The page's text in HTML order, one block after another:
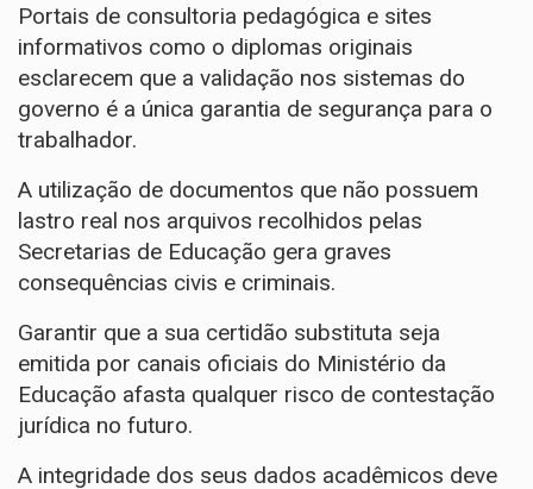
Portais de consultoria pedagógica e sites
informativos como o diplomas originais
esclarecem que a validação nos sistemas do
governo é a única garantia de segurança para o
trabalhador.
A utilização de documentos que não possuem
lastro real nos arquivos recolhidos pelas
Secretarias de Educação gera graves
consequências civis e criminais.
Garantir que a sua certidão substituta seja
emitida por canais oficiais do Ministério da
Educação afasta qualquer risco de contestação
jurídica no futuro.
A integridade dos seus dados acadêmicos deve